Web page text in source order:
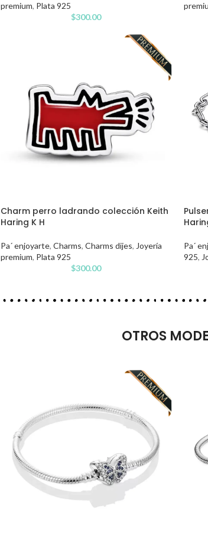
premium, Plata 925
$300.00
Charm perro ladrando colección Keith
Haring K H
Pa´ enjoyarte, Charms, Charms dijes, Joyería
premium, Plata 925
$300.00
Pa´
925,
OTROS